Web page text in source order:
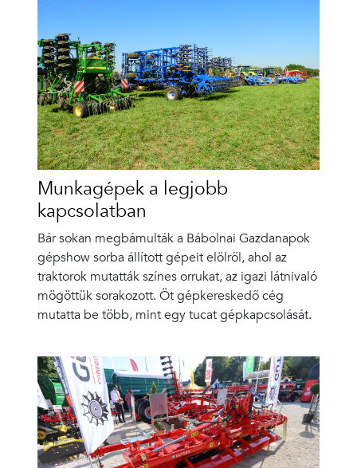
Munkagépek a legjobb
kapcsolatban
Bár sokan megbámulták a Bábolnai Gazdanapok
gépshow sorba állított gépeit elölről, ahol az
traktorok mutatták színes orrukat, az igazi látnivaló
mögöttük sorakozott. Öt gépkereskedő cég
mutatta be több, mint egy tucat gépkapcsolását.